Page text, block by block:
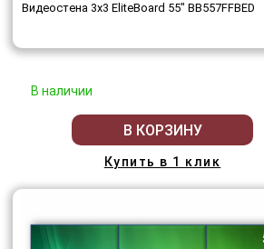
Видеостена 3x3 EliteBoard 55" BB557FFBED
В наличии
В КОРЗИНУ
Купить в 1 клик